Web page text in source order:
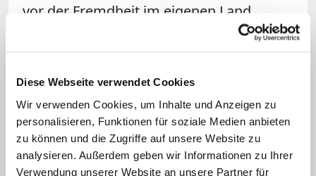
Diese Webseite verwendet Cookies
Wir verwenden Cookies, um Inhalte und Anzeigen zu
personalisieren, Funktionen für soziale Medien anbieten
zu können und die Zugriffe auf unsere Website zu
analysieren. Außerdem geben wir Informationen zu Ihrer
Verwendung unserer Website an unsere Partner für
vor der Fremdheit im eigenen Land
haben". Zugleich betonte der 77-Jährige,
und Kirche mittlerweile ausgeräumt
Jahresempfang des Erzbistums München
und Freising ein klares Signal gesetzt,
dass die christlichen Grundwerte in